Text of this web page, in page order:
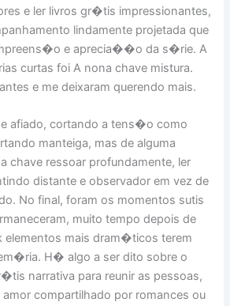
e ler livros gr�tis impressionantes,
lindamente projetada que
e aprecia��o da s�rie. A
curtas foi A nona chave mistura.
e me deixaram querendo mais.
afiado, cortando a tens�o como
manteiga, mas de alguma
chave ressoar profundamente, ler
distante e observador em vez de
No final, foram os momentos sutis
muito tempo depois de
mais dram�ticos terem
H� algo a ser dito sobre o
narrativa para reunir as pessoas,
compartilhado por romances ou